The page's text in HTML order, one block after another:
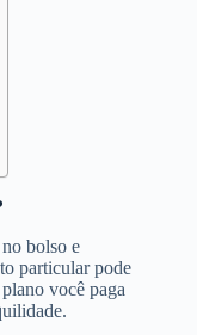
bolso e
particular pode
você paga